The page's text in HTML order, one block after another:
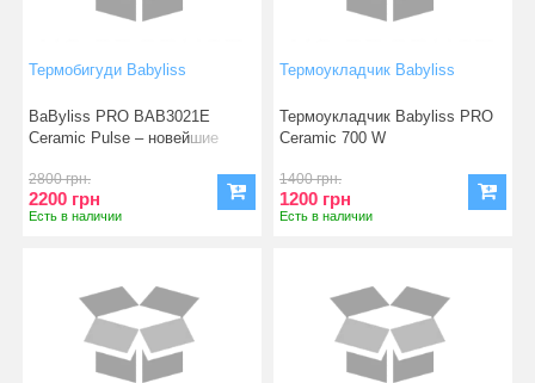
Термобигуди Babyliss
BaByliss PRO BAB3021E
Ceramic Pulse – новейшие
2800 грн.
2200 грн
Есть в наличии
Термоукладчик Babyliss
Термоукладчик Babyliss PRO
Ceramic 700 W
1400 грн.
1200 грн
Есть в наличии